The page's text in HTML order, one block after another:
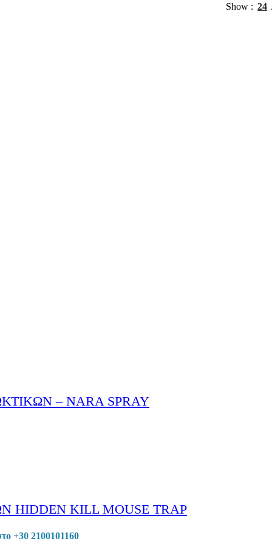
Show 24
– NARA SPRAY
KILL MOUSE TRAP
+30 2100101160